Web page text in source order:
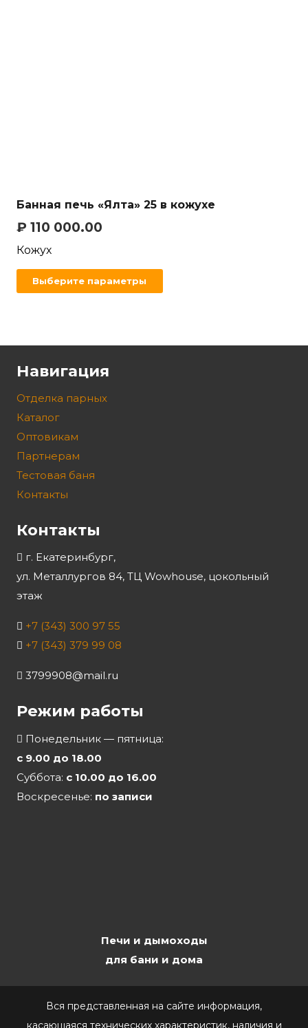
Банная печь «Ялта» 25 в кожухе
₽ 110 000.00
Кожух
Выберите параметры
Навигация
Отделка парных
Каталог
Оптовикам
Партнерам
Тестовая баня
Контакты
Контакты
г. Екатеринбург,
ул. Металлургов 84, ТЦ Wowhouse, цокольный
этаж
+7 (343) 300 97 55
+7 (343) 379 99 08
3799908@mail.ru
Режим работы
Понедельник — пятница:
с 9.00 до 18.00
Суббота: с 10.00 до 16.00
Воскресенье: по записи
Печи и дымоходы
для бани и дома
Вся представленная на сайте информация,
касающаяся технических характеристик, наличия и